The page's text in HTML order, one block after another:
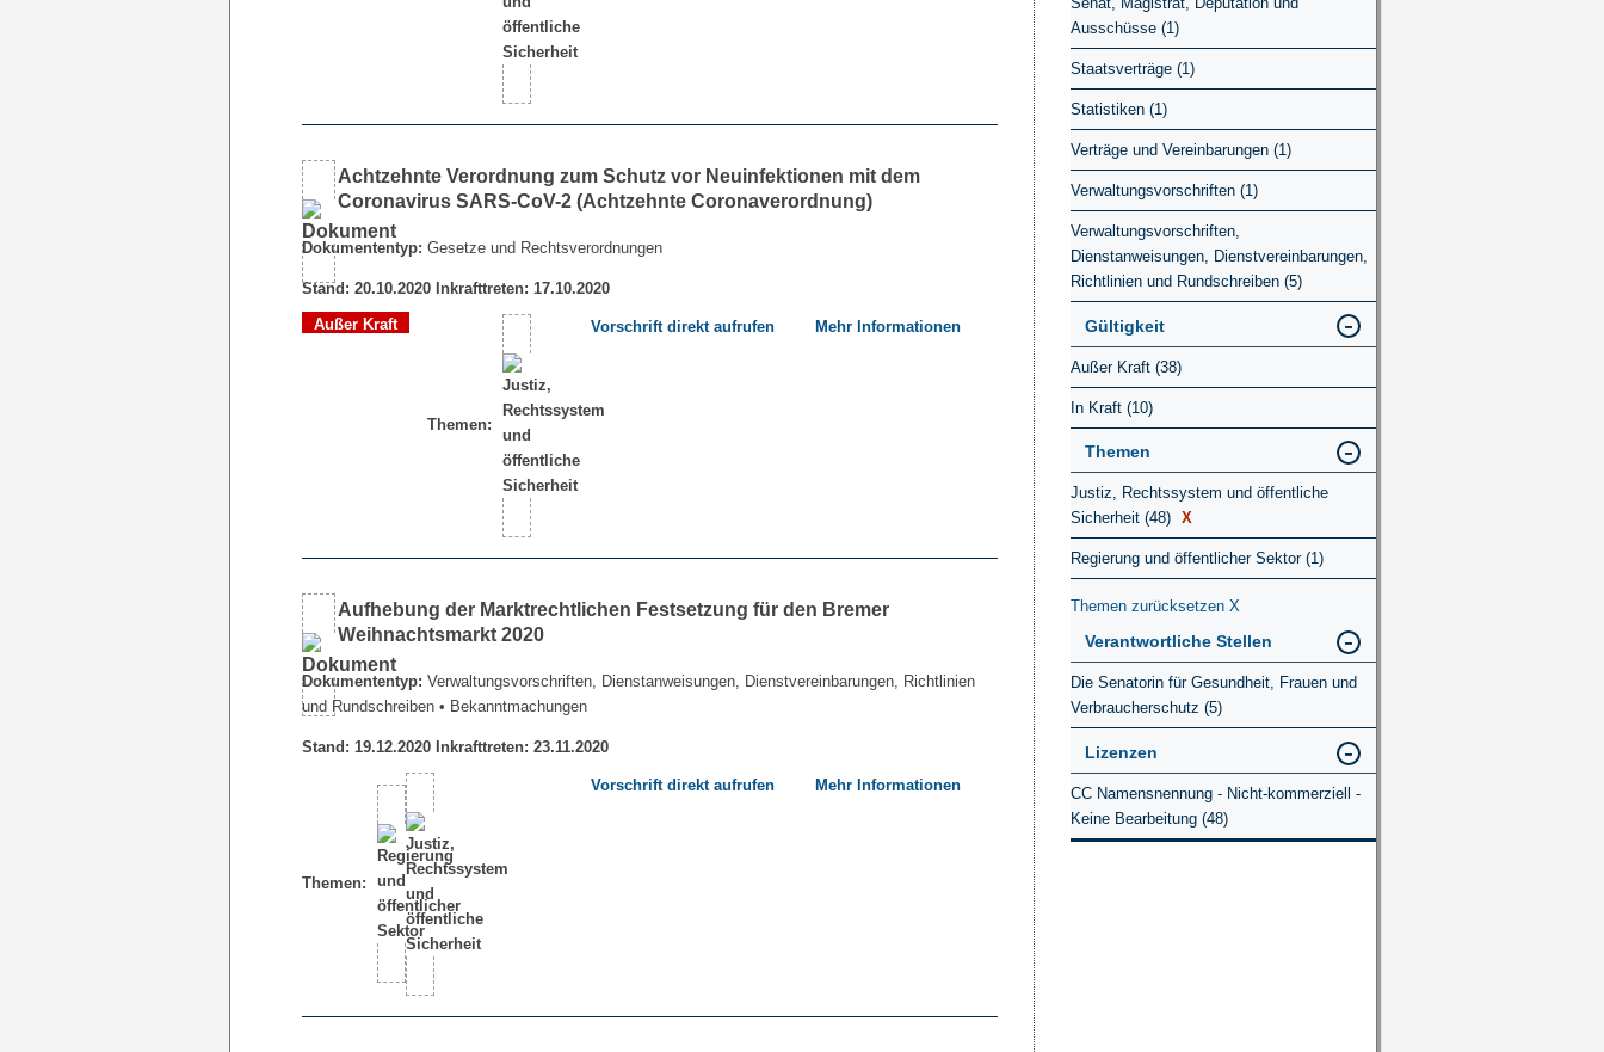
Achtzehnte Verordnung zum Schutz vor Neuinfektionen mit dem
Coronavirus SARS-CoV-2 (Achtzehnte Coronaverordnung)
Dokumententyp: Gesetze und Rechtsverordnungen
Stand: 20.10.2020 Inkrafttreten: 17.10.2020
Außer Kraft
Themen:
Vorschrift direkt aufrufen Mehr Informationen
Aufhebung der Marktrechtlichen Festsetzung für den Bremer
Weihnachtsmarkt 2020
Dokumententyp: Verwaltungsvorschriften, Dienstanweisungen, Dienstvereinbarungen, Richtlinien
und Rundschreiben • Bekanntmachungen
Stand: 19.12.2020 Inkrafttreten: 23.11.2020
Themen:
Vorschrift direkt aufrufen Mehr Informationen
Ausschüsse (1)
Staatsverträge (1)
Statistiken (1)
Verträge und Vereinbarungen (1)
Verwaltungsvorschriften (1)
Verwaltungsvorschriften,
Dienstanweisungen, Dienstvereinbarungen,
Richtlinien und Rundschreiben (5)
Gültigkeit
Außer Kraft (38)
In Kraft (10)
Themen
Justiz, Rechtssystem und öffentliche
Sicherheit (48) X
Regierung und öffentlicher Sektor (1)
Themen zurücksetzen X
Verantwortliche Stellen
Die Senatorin für Gesundheit, Frauen und
Verbraucherschutz (5)
Lizenzen
CC Namensnennung - Nicht-kommerziell -
Keine Bearbeitung (48)